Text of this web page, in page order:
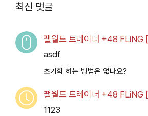
최신 댓글
팰월드 트레이너 +48 FLiNG
asdf
초기화 하는 방법은 없나요?
팰월드 트레이너 +48 FLiNG
1123